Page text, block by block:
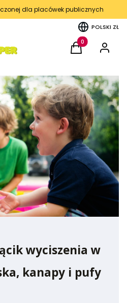
dla placówek publicznych
POLSKI ZŁ
Produkty w
Koszyk Zaloguj
wyciszenia w
kanapy i pufy